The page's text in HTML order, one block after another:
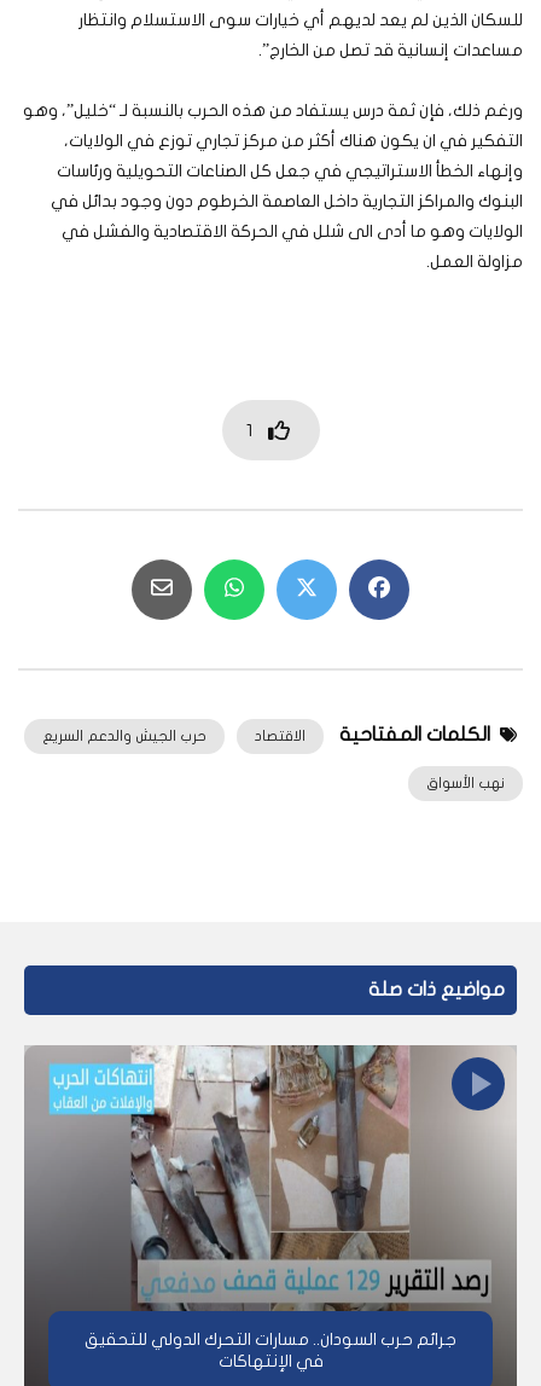
للسكان الذين لم يعد لديهم أي خيارات سوى الاستسلام وانتظار
مساعدات إنسانية قد تصل من الخارج”.
ورغم ذلك، فإن ثمة درس يستفاد من هذه الحرب بالنسبة لـ “خليل”، وهو
التفكير في ان يكون هناك أكثر من مركز تجاري توزع في الولايات،
وإنهاء الخطأ الاستراتيجي في جعل كل الصناعات التحويلية ورئاسات
البنوك والمراكز التجارية داخل العاصمة الخرطوم دون وجود بدائل في
الولايات وهو ما أدى الى شلل في الحركة الاقتصادية والفشل في
مزاولة العمل.
1
الكلمات المفتاحية الاقتصاد حرب الجيش والدعم السريع
نهب الأسواق
مواضيع ذات صلة
جرائم حرب السودان.. مسارات التحرك الدولي للتحقيق
في الإنتهاكات